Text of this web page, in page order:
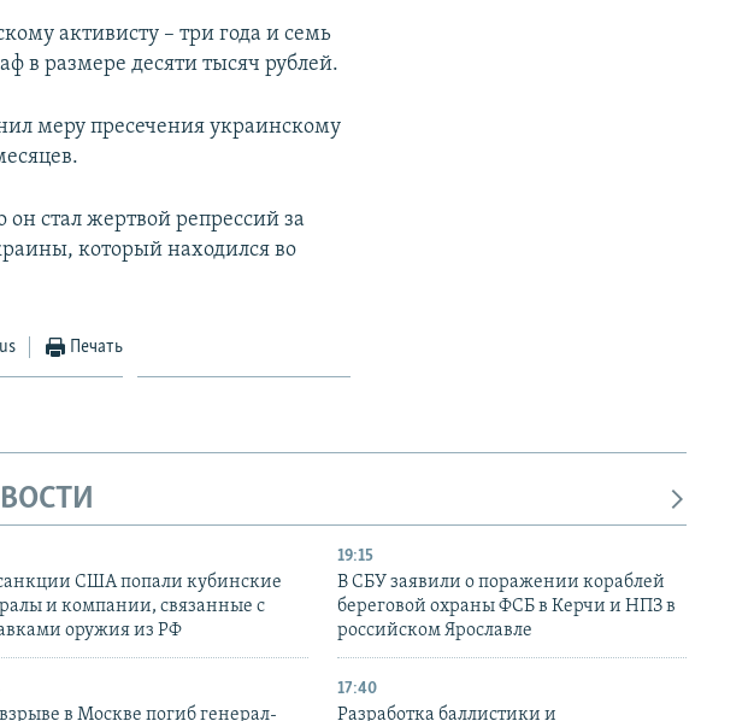
активисту – три года и семь
в размере десяти тысяч рублей.
меру пресечения украинскому
стал жертвой репрессий за
который находился во
Печать
США попали кубинские
и компании, связанные с
оружия из РФ
19:15
В СБУ заявили о поражении кораблей
береговой охраны ФСБ в Керчи и НПЗ в
российском Ярославле
в Москве погиб генерал-
17:40
Разработка баллистики и